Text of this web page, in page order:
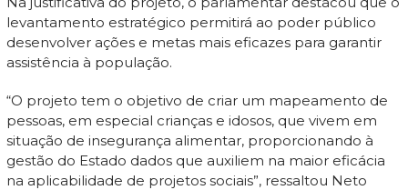
levantamento estratégico permitirá ao poder público
desenvolver ações e metas mais eficazes para garantir
assistência à população.
“O projeto tem o objetivo de criar um mapeamento de
pessoas, em especial crianças e idosos, que vivem em
situação de insegurança alimentar, proporcionando à
gestão do Estado dados que auxiliem na maior eficácia
na aplicabilidade de projetos sociais”, ressaltou Neto